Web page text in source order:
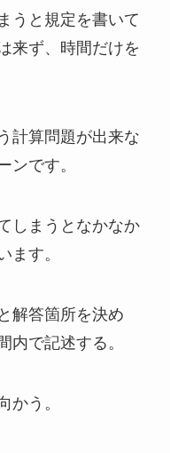
うと規定を書いて
来ず、時間だけを
計算問題が出来な
ンです。
しまうとなかなか
ます。
解答箇所を決め
内で記述する。
かう。